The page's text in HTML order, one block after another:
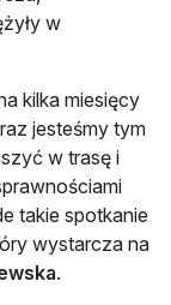
w
kilka miesięcy
jesteśmy tym
w trasę i
takie spotkanie
wystarcza na
.